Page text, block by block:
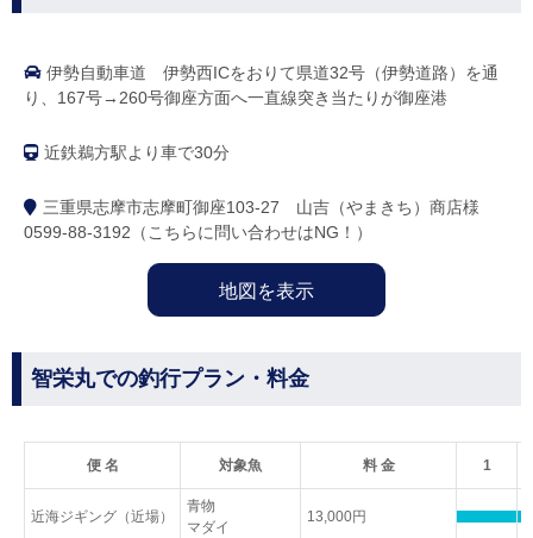
伊勢自動車道 伊勢西ICをおりて県道32号（伊勢道路）を通
り、167号→260号御座方面へ一直線突き当たりが御座港
近鉄鵜方駅より車で30分
三重県志摩市志摩町御座103-27 山吉（やまきち）商店様
0599-88-3192（こちらに問い合わせはNG！）
地図を表示
智栄丸での釣行プラン・料金
便 名 対象魚 料 金 1
近海ジギング（近場）
青物
マダイ
13,000円